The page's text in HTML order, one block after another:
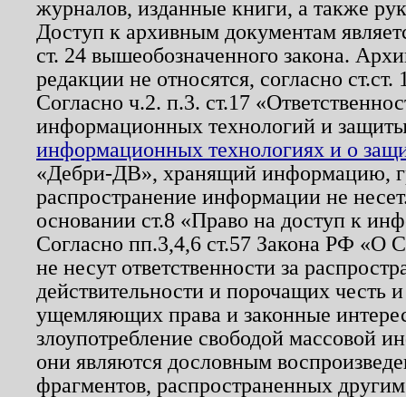
журналов, изданные книги, а также
Доступ к архивным документам
ст. 24 вышеобозначенного закона.
редакции не относятся, согласно
Согласно ч.2. п.3. ст.17
информационных технологий и
информационных технологиях и о
«Дебри-ДВ», хранящий информацию,
распространение информации не
основании ст.8 «Право на доступ к
Согласно пп.3,4,6 ст.57 Закона РФ «О
не несут ответственности за
действительности и порочащих честь
ущемляющих права и законные
злоупотребление свободой массовой
они являются дословным
фрагментов, распространенных